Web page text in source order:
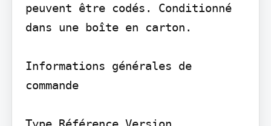
peuvent être codés. Conditionné
dans une boîte en carton.
Informations générales de
commande